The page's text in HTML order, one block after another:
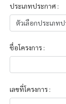
ประเภทประกาศ :
ชื่อโครงการ :
เลขที่โครงการ :